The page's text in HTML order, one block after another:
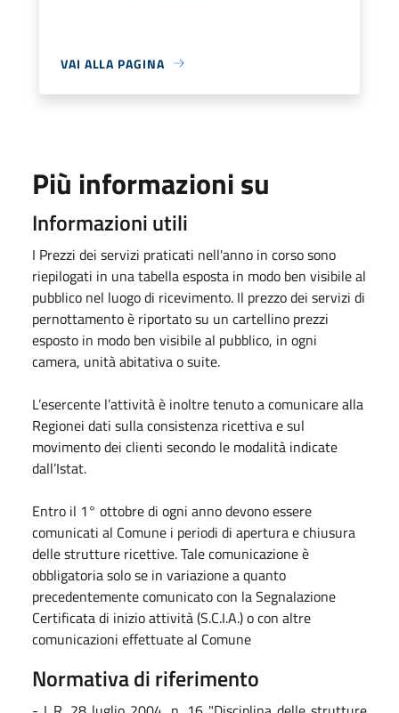
VAI ALLA PAGINA
Più informazioni su
Informazioni utili
I Prezzi dei servizi praticati nell'anno in corso sono
riepilogati in una tabella esposta in modo ben visibile al
pubblico nel luogo di ricevimento. Il prezzo dei servizi di
pernottamento è riportato su un cartellino prezzi
esposto in modo ben visibile al pubblico, in ogni
camera, unità abitativa o suite.
L’esercente l’attività è inoltre tenuto a comunicare alla
Regionei dati sulla consistenza ricettiva e sul
movimento dei clienti secondo le modalità indicate
dall’Istat.
Entro il 1° ottobre di ogni anno devono essere
comunicati al Comune i periodi di apertura e chiusura
delle strutture ricettive. Tale comunicazione è
obbligatoria solo se in variazione a quanto
precedentemente comunicato con la Segnalazione
Certificata di inizio attività (S.C.I.A.) o con altre
comunicazioni effettuate al Comune
Normativa di riferimento